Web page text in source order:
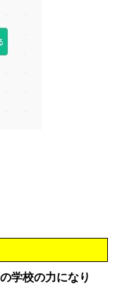
学校の力になり